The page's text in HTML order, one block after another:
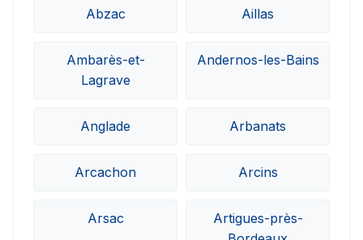
Abzac Aillas
Ambarès-et-
Lagrave
Andernos-les-Bains
Anglade Arbanats
Arcachon Arcins
Arsac
Artigues-près-